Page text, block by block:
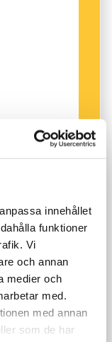
innehållet
funktioner
Vi
och annan
medier och
med.
med annan
som de har